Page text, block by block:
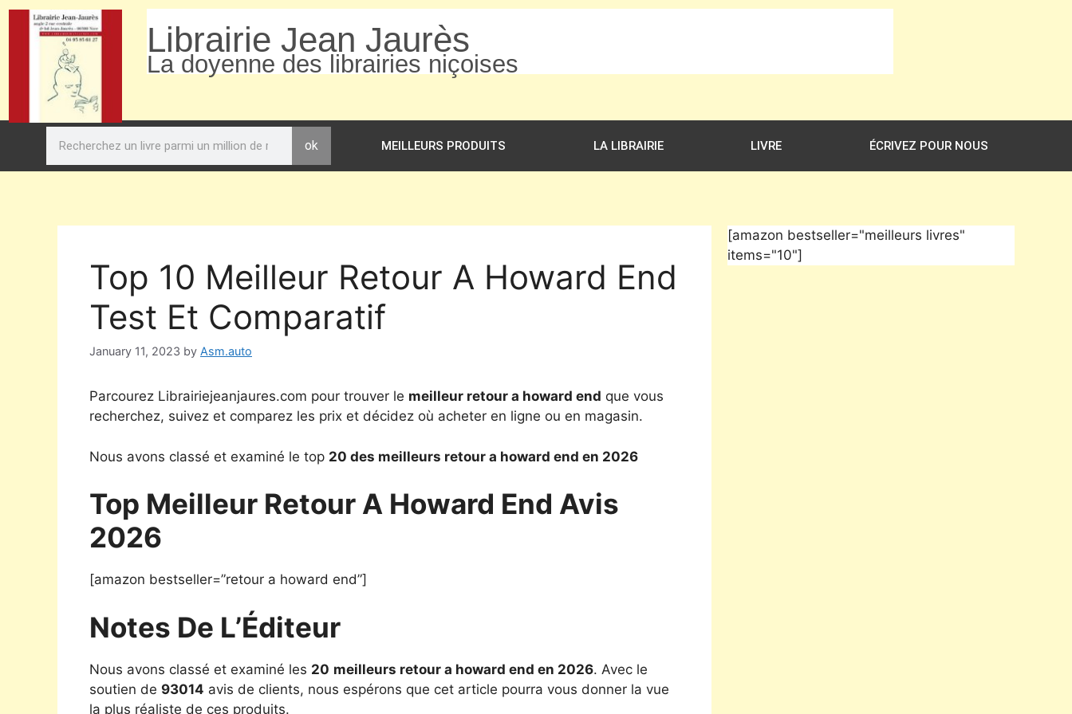
Librairie Jean Jaurès
La doyenne des librairies niçoises
ok MEILLEURS PRODUITS LA LIBRAIRIE LIVRE ÉCRIVEZ POUR NOUS
Top 10 Meilleur Retour A Howard End
Test Et Comparatif
January 11, 2023 by Asm.auto
Parcourez Librairiejeanjaures.com pour trouver le meilleur retour a howard end que vous
recherchez, suivez et comparez les prix et décidez où acheter en ligne ou en magasin.
Nous avons classé et examiné le top 20 des meilleurs retour a howard end en 2026
Top Meilleur Retour A Howard End Avis
2026
[amazon bestseller=”retour a howard end”]
Notes De L’Éditeur
Nous avons classé et examiné les 20 meilleurs retour a howard end en 2026. Avec le
soutien de 93014 avis de clients, nous espérons que cet article pourra vous donner la vue
la plus réaliste de ces produits.
[amazon bestseller="meilleurs livres"
items="10"]